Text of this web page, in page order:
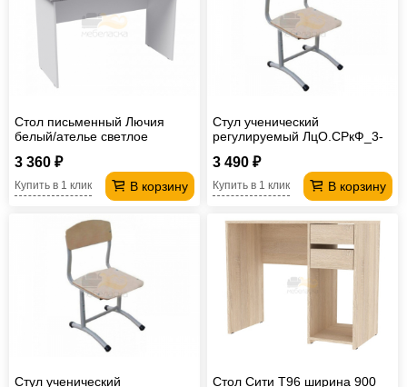
Стол письменный Лючия
белый/ателье светлое
3 360 ₽
В корзину
Купить в 1 клик
Стул ученический
регулируемый ЛцО.СРкФ_3-
3 490 ₽
В корзину
Купить в 1 клик
Стул ученический Стол Сити T96 ширина 900